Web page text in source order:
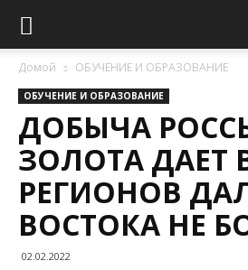
Домой ОБУЧЕНИЕ И ОБРАЗОВАНИЕ
ОБУЧЕНИЕ И ОБРАЗОВАНИЕ
ДОБЫЧА
ЗОЛОТА ДАЕТ
РЕГИОНОВ
ВОСТОКА НЕ
02.02.2022